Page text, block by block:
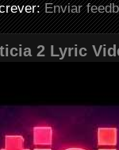
Enviar
2 Lyric